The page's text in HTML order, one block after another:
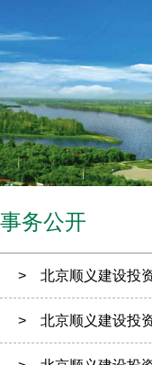
事务公开
> 北京顺义建设投
> 北京顺义建设投